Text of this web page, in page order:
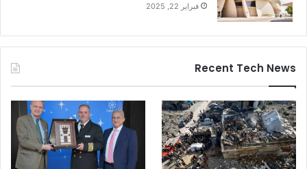
فبراير 22, 2025
Recent Tech News